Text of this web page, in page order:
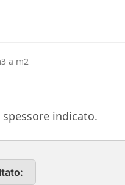
a m2
indicato.